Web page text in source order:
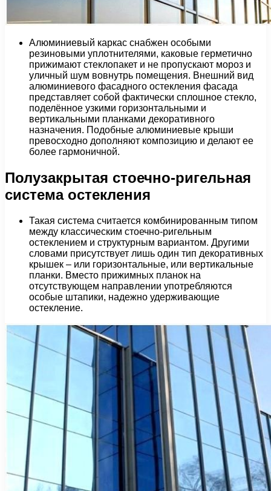
Алюминиевый каркас снабжен особыми
резиновыми уплотнителями, каковые герметично
прижимают стеклопакет и не пропускают мороз и
уличный шум вовнутрь помещения. Внешний вид
алюминиевого фасадного остекления фасада
представляет собой фактически сплошное стекло,
поделённое узкими горизонтальными и
вертикальными планками декоративного
назначения. Подобные алюминиевые крыши
превосходно дополняют композицию и делают ее
более гармоничной.
Полузакрытая стоечно-ригельная
система остекления
Такая система считается комбинированным типом
между классическим стоечно-ригельным
остеклением и структурным вариантом. Другими
словами присутствует лишь один тип декоративных
крышек – или горизонтальные, или вертикальные
планки. Вместо прижимных планок на
отсутствующем направлении употребляются
особые штапики, надежно удерживающие
остекление.